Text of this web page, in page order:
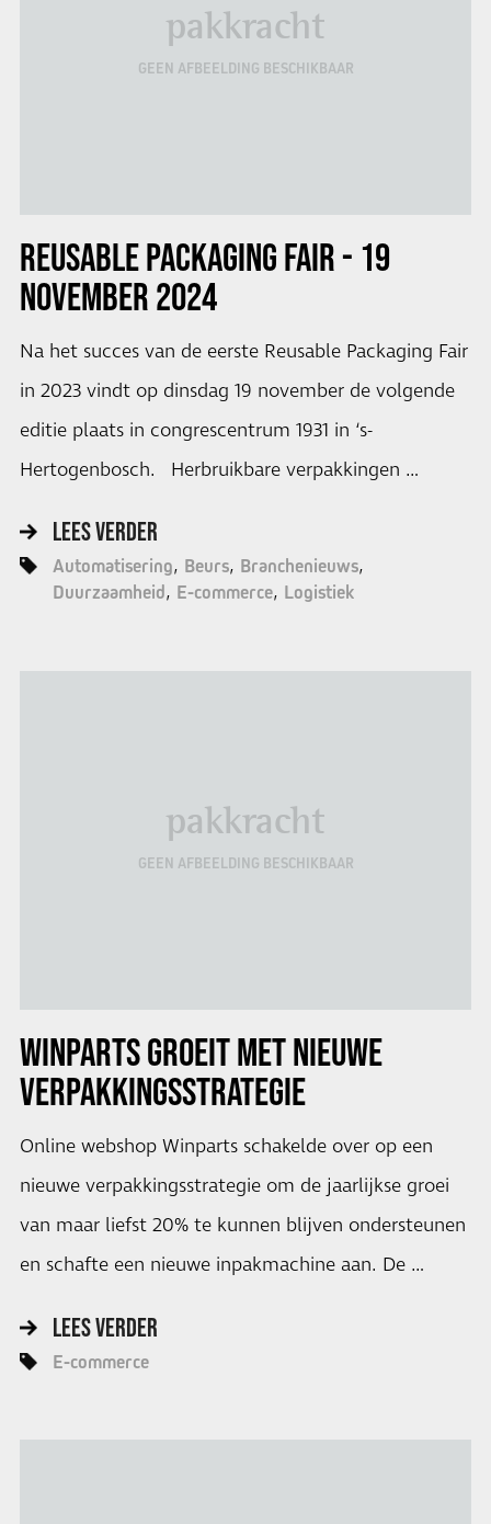
pakkracht
GEEN AFBEELDING BESCHIKBAAR
REUSABLE PACKAGING FAIR - 19
NOVEMBER 2024
Na het succes van de eerste Reusable Packaging Fair
in 2023 vindt op dinsdag 19 november de volgende
editie plaats in congrescentrum 1931 in ‘s-
Hertogenbosch. Herbruikbare verpakkingen …
LEES VERDER
Automatisering Beurs Branchenieuws
Duurzaamheid E-commerce Logistiek
pakkracht
GEEN AFBEELDING BESCHIKBAAR
WINPARTS GROEIT MET NIEUWE
VERPAKKINGSSTRATEGIE
Online webshop Winparts schakelde over op een
nieuwe verpakkingsstrategie om de jaarlijkse groei
van maar liefst 20% te kunnen blijven ondersteunen
en schafte een nieuwe inpakmachine aan. De …
LEES VERDER
E-commerce